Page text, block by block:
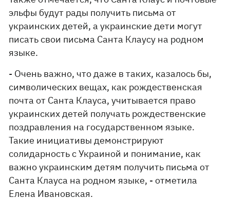
эльфы будут рады получить письма от
украинских детей, а украинские дети могут
писать свои письма Санта Клаусу на родном
языке.
- Очень важно, что даже в таких, казалось бы,
символических вещах, как рождественская
почта от Санта Клауса, учитывается право
украинских детей получать рождественские
поздравления на государственном языке.
Такие инициативы демонстрируют
солидарность с Украиной и понимание, как
важно украинским детям получить письма от
Санта Клауса на родном языке, - отметила
Елена Ивановская.